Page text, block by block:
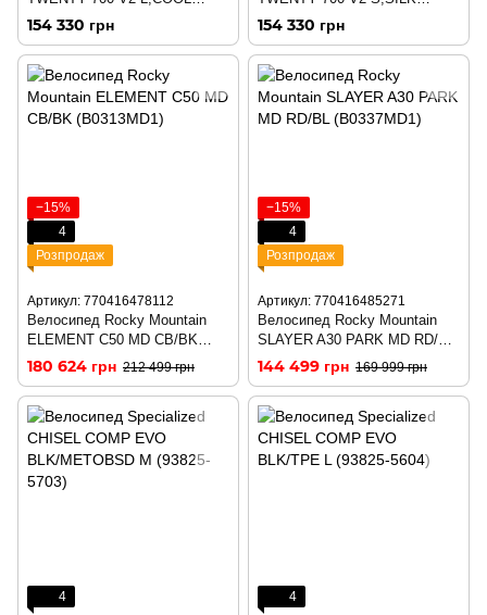
GREY(BLACK/SILVER)
154 330 грн
METALLIC TEAL(SLV-TEAL)
154 330 грн
−15%
4
Розпродаж
Артикул: 770416478112
Велосипед Rocky Mountain
ELEMENT C50 MD CB/BK
(B0313MD1)
180 624 грн 212 499 грн
−15%
4
Розпродаж
Артикул: 770416485271
Велосипед Rocky Mountain
SLAYER A30 PARK MD RD/BL
(B0337MD1)
144 499 грн 169 999 грн
4 4